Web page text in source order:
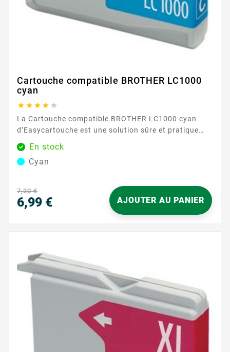
Cartouche compatible BROTHER LC1000
cyan
    
La Cartouche compatible BROTHER LC1000 cyan
d’Easycartouche est une solution sûre et pratique
pour remettre de la couleur dans vos impressions.
Conçue pour fonctionner avec la gamme BROTHER
LC1000 , elle s’insère facilement et est reconnue
des bleus propres et des dégradés homogènes, pour
des documents nets...
En stock
Cyan
7,20 €
6,99 € AJOUTER AU PANIER